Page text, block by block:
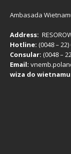
Ambasada
Address:
Hotline: (0048 –
Consular: (0048 –
Email:
wiza do wietnamu